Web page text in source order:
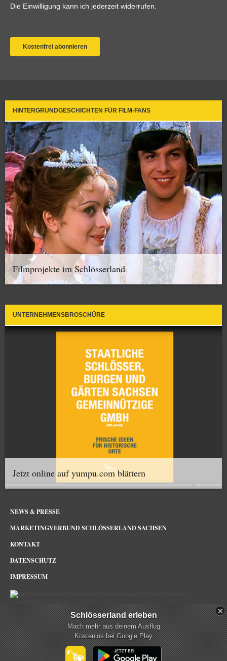
HINTERGRUNDGESCHICHTEN FÜR FILM-FANS
Filmprojekte im Schlösserland
UNTERNEHMENSBROSCHÜRE
Jetzt online auf yumpu.com blättern
NEWS & PRESSE
MARKETINGVERBUND SCHLÖSSERLAND SACHSEN
KONTAKT
DATENSCHUTZ
IMPRESSUM
Schlösserland Sachsen im Netz
Schlösserland erleben
Mach mehr aus deinem Ausflug
Kostenlos bei Google Play
mehr